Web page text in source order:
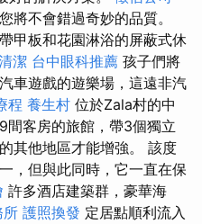
將不會錯過奇妙的品質。
甲板和花園淋浴的屏蔽式休
潔 台中眼科推薦 孩子們將
車遊戲的遊樂場，這遠非汽
程 養生村 位於Zala村的中
間客房的旅館，帶3個獨立
其他地區才能增強。 該度
，但與此同時，它一直在保
許多酒店建築群，豪華海
所 護照換發 定居點順利流入